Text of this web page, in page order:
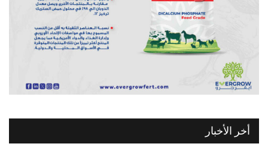
أخر الأخبار